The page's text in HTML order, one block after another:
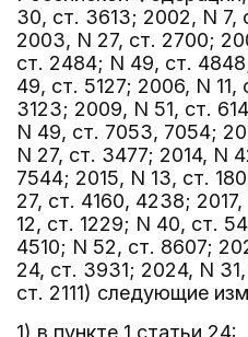
30, ст. 3613; 2002, N 7,
2003, N 27, ст. 2700;
ст. 2484; N 49, ст.
49, ст. 5127; 2006, N 11,
3123; 2009, N 51, ст.
N 49, ст. 7053, 7054;
N 27, ст. 3477; 2014, N
7544; 2015, N 13, ст.
27, ст. 4160, 4238;
12, ст. 1229; N 40, ст.
4510; N 52, ст. 8607;
24, ст. 3931; 2024, N
ст. 2111) следующие
1) в пункте 1 статьи 24: